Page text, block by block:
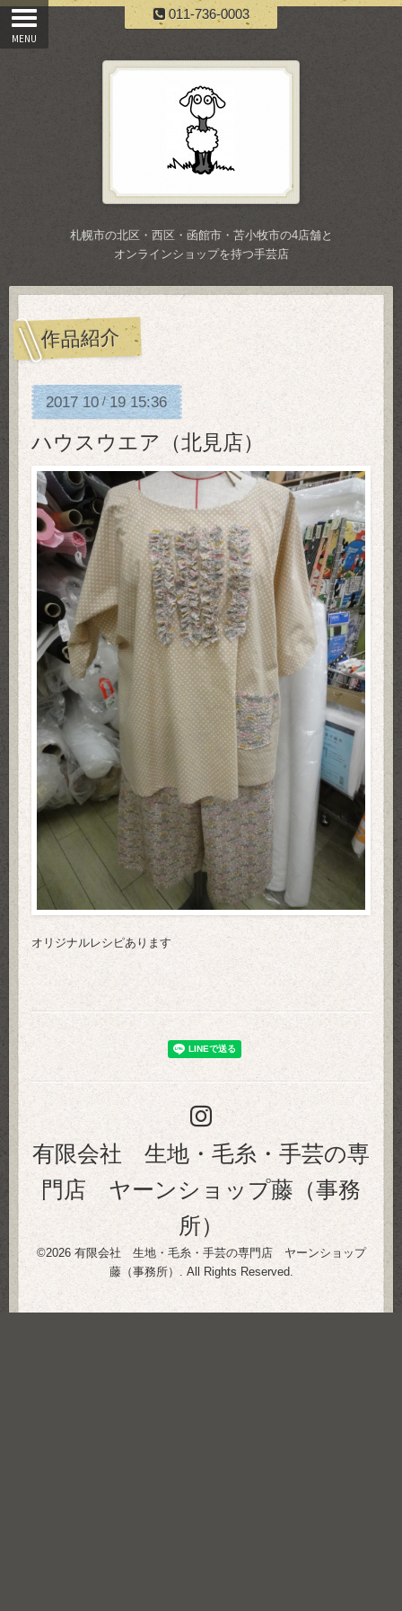
011-736-0003
札幌市の北区・西区・函館市・苫小牧市の4店舗と
オンラインショップを持つ手芸店
作品紹介
2017 10/19 15:36
ハウスウエア（北見店）
オリジナルレシピあります
有限会社 生地・毛糸・手芸の専
門店 ヤーンショップ藤（事務
所）
©2026 有限会社 生地・毛糸・手芸の専門店 ヤーンショップ
藤（事務所）
. All Rights Reserved.